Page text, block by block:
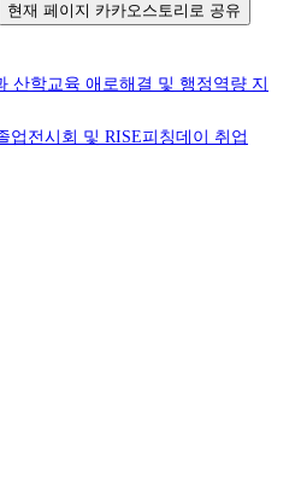
현재 페이지 카카오스토리로 공유
산학교육 애로해결 및 행정역량 지
업전시회 및 RISE피칭데이 취업